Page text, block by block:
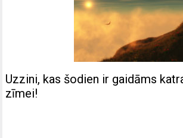
Uzzini, kas šodien ir gaidāms
zīmei!